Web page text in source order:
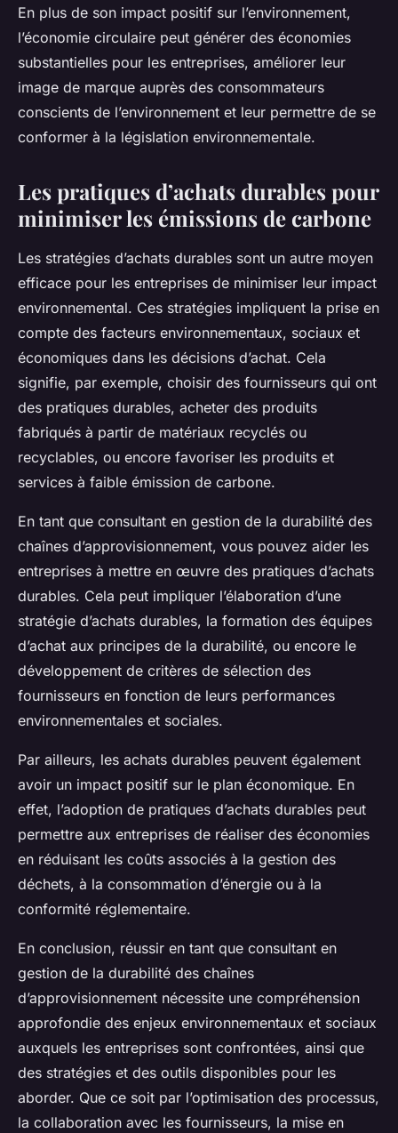
En plus de son impact positif sur l’environnement,
l’économie circulaire peut générer des économies
substantielles pour les entreprises, améliorer leur
image de marque auprès des consommateurs
conscients de l’environnement et leur permettre de se
conformer à la législation environnementale.
Les pratiques d’achats durables pour
minimiser les émissions de carbone
Les stratégies d’achats durables sont un autre moyen
efficace pour les entreprises de minimiser leur impact
environnemental. Ces stratégies impliquent la prise en
compte des facteurs environnementaux, sociaux et
économiques dans les décisions d’achat. Cela
signifie, par exemple, choisir des fournisseurs qui ont
des pratiques durables, acheter des produits
fabriqués à partir de matériaux recyclés ou
recyclables, ou encore favoriser les produits et
services à faible émission de carbone.
En tant que consultant en gestion de la durabilité des
chaînes d’approvisionnement, vous pouvez aider les
entreprises à mettre en œuvre des pratiques d’achats
durables. Cela peut impliquer l’élaboration d’une
stratégie d’achats durables, la formation des équipes
d’achat aux principes de la durabilité, ou encore le
développement de critères de sélection des
fournisseurs en fonction de leurs performances
environnementales et sociales.
Par ailleurs, les achats durables peuvent également
avoir un impact positif sur le plan économique. En
effet, l’adoption de pratiques d’achats durables peut
permettre aux entreprises de réaliser des économies
en réduisant les coûts associés à la gestion des
déchets, à la consommation d’énergie ou à la
conformité réglementaire.
En conclusion, réussir en tant que consultant en
gestion de la durabilité des chaînes
d’approvisionnement nécessite une compréhension
approfondie des enjeux environnementaux et sociaux
auxquels les entreprises sont confrontées, ainsi que
des stratégies et des outils disponibles pour les
aborder. Que ce soit par l’optimisation des processus,
la collaboration avec les fournisseurs, la mise en